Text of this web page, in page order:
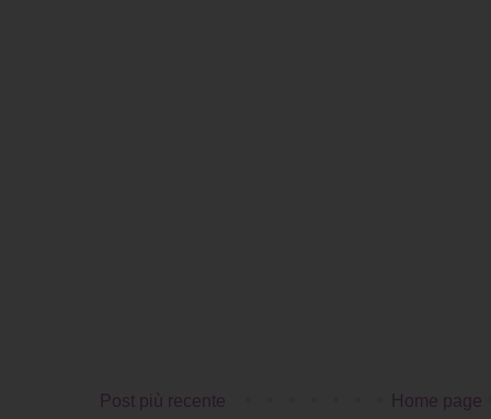
Post più recente Home page